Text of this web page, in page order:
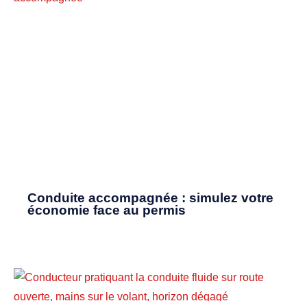
Conduite accompagnée : simulez votre
économie face au permis